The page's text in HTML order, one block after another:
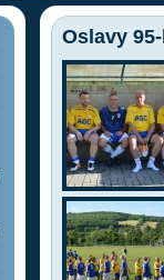
Oslavy